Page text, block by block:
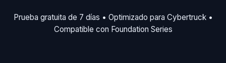
Prueba gratuita de 7 días • Optimizado para Cybertruck •
Compatible con Foundation Series